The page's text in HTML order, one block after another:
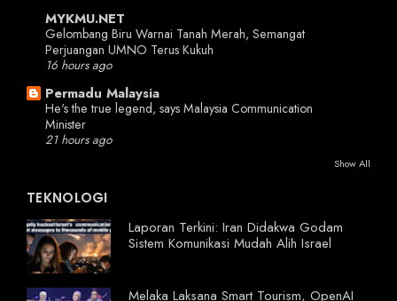
MYKMU.NET
Gelombang Biru Warnai Tanah Merah, Semangat
Perjuangan UMNO Terus Kukuh
16 hours ago
Permadu Malaysia
He's the true legend, says Malaysia Communication
Minister
21 hours ago
Show All
TEKNOLOGI
Laporan Terkini: Iran Didakwa Godam
Sistem Komunikasi Mudah Alih Israel
Melaka Laksana Smart Tourism, OpenAI